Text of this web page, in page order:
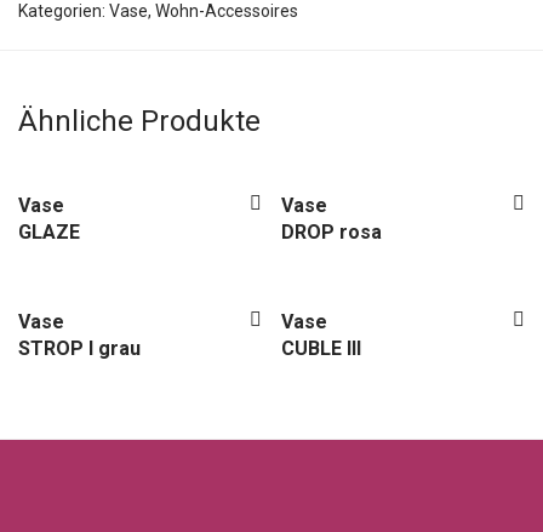
Kategorien: Vase, Wohn-Accessoires
Ähnliche Produkte
Vase
GLAZE
Vase
DROP rosa
Vase
STROP I grau
Vase
CUBLE III